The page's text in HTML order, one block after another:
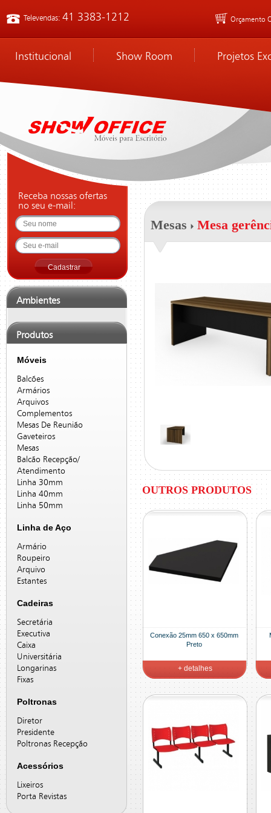
Televendas: 41 3383-1212 Orçamento
Institucional Show Room Projetos
Receba nossas ofertas
no seu e-mail:
Ambientes
Produtos
Móveis
Balcões
Armários
Arquivos
Complementos
Mesas De Reunião
Gaveteiros
Mesas
Balcão Recepção/
Atendimento
Linha 30mm
Linha 40mm
Linha 50mm
Linha de Aço
Armário
Roupeiro
Arquivo
Estantes
Cadeiras
Secretária
Executiva
Caixa
Universitária
Longarinas
Fixas
Poltronas
Diretor
Presidente
Poltronas Recepção
Acessórios
Lixeiros
Porta Revistas
Mesas Mesa
OUTROS PRODUTOS
Conexão 25mm 650 x 650mm
Preto
+ detalhes